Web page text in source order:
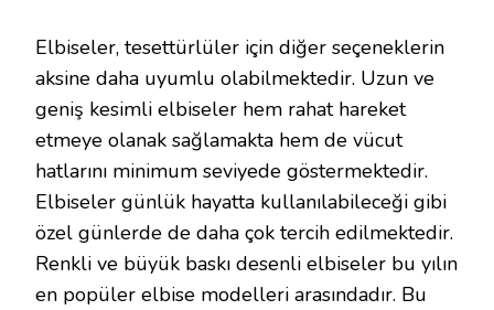
Elbiseler, tesettürlüler için diğer seçeneklerin
aksine daha uyumlu olabilmektedir. Uzun ve
geniş kesimli elbiseler hem rahat hareket
etmeye olanak sağlamakta hem de vücut
hatlarını minimum seviyede göstermektedir.
Elbiseler günlük hayatta kullanılabileceği gibi
özel günlerde de daha çok tercih edilmektedir.
Renkli ve büyük baskı desenli elbiseler bu yılın
en popüler elbise modelleri arasındadır. Bu